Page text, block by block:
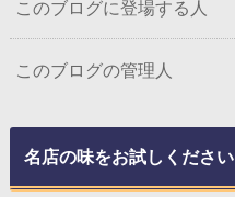
このブログに登場する人
このブログの管理人
名店の味をお試しください